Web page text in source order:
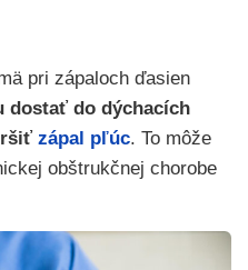
pri zápaloch ďasien
dostať do dýchacích
zápal pľúc. To môže
obštrukčnej chorobe